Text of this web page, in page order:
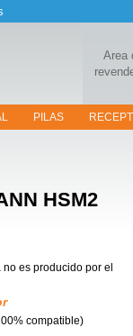
Area
PILAS
HSM2
no es producido por el
compatible)